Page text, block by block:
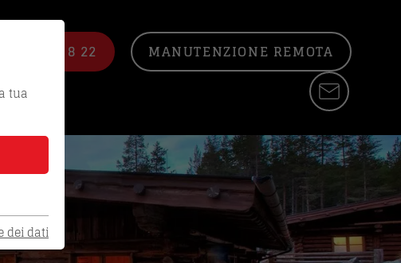
/ 22 8 22 MANUTENZIONE REMOTA
tua
dei dati